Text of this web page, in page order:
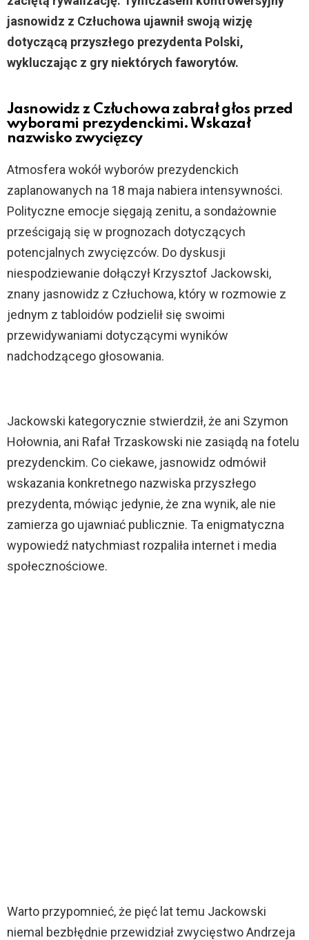
jasnowidz z Człuchowa ujawnił swoją wizję
dotyczącą przyszłego prezydenta Polski,
wykluczając z gry niektórych faworytów.
Jasnowidz z Człuchowa zabrał głos przed
wyborami prezydenckimi. Wskazał
nazwisko zwycięzcy
Atmosfera wokół wyborów prezydenckich
zaplanowanych na 18 maja nabiera intensywności.
Polityczne emocje sięgają zenitu, a sondażownie
prześcigają się w prognozach dotyczących
potencjalnych zwycięzców. Do dyskusji
niespodziewanie dołączył Krzysztof Jackowski,
znany jasnowidz z Człuchowa, który w rozmowie z
jednym z tabloidów podzielił się swoimi
przewidywaniami dotyczącymi wyników
nadchodzącego głosowania.
Jackowski kategorycznie stwierdził, że ani Szymon
Hołownia, ani Rafał Trzaskowski nie zasiądą na fotelu
prezydenckim. Co ciekawe, jasnowidz odmówił
wskazania konkretnego nazwiska przyszłego
prezydenta, mówiąc jedynie, że zna wynik, ale nie
zamierza go ujawniać publicznie. Ta enigmatyczna
wypowiedź natychmiast rozpaliła internet i media
społecznościowe.
Warto przypomnieć, że pięć lat temu Jackowski
niemal bezbłędnie przewidział zwycięstwo Andrzeja